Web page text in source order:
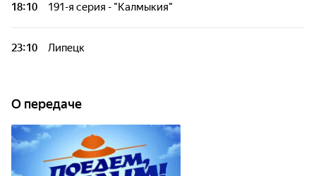
национальных кухонь разных народов.
18:10 191-я серия - "Калмыкия"
Наша программа - гастрономическая карта мира, на
национальных кухонь разных народов.
23:10 Липецк
курс лечения целебной минеральной водой и заняться
О передаче